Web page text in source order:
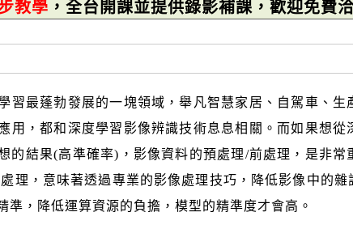
教學 ，全台開課並提供錄影補課，歡迎免費洽
習最蓬勃發展的一塊領域，舉凡智慧家居、自駕車、生
用，都和深度學習影像辨識技術息息相關。而如果想從
的結果(高準確率)，影像資料的預處理/前處理，是非常
理，意味著透過專業的影像處理技巧，降低影像中的雜
準，降低運算資源的負擔，模型的精準度才會高。